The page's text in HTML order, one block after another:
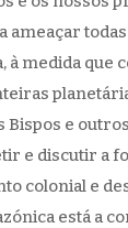
ameaçar
à medida que
Bispos e
e discutir a
colonial e
está a